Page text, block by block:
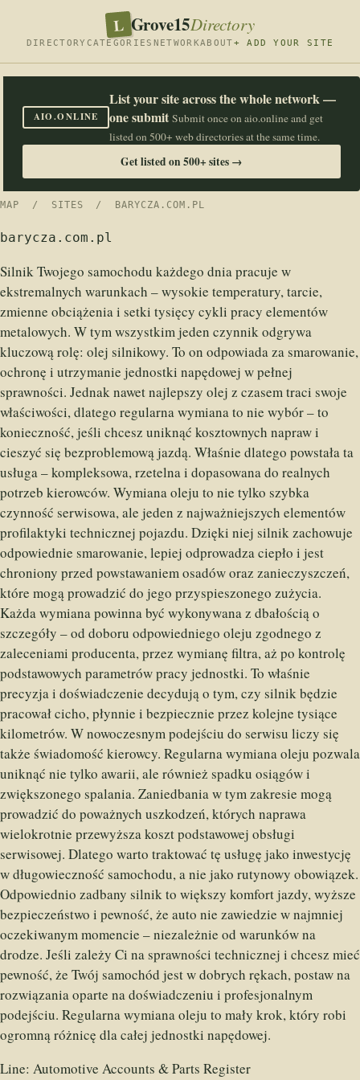
L Grove15Directory
DIRECTORY CATEGORIES NETWORKABOUT+ ADD YOUR SITE
AIO.ONLINE
List your site across the whole network —
one submit Submit once on aio.online and get
listed on 500+ web directories at the same time.
Get listed on 500+ sites →
MAP / SITES / BARYCZA.COM.PL
barycza.com.pl
Silnik Twojego samochodu każdego dnia pracuje w
ekstremalnych warunkach – wysokie temperatury, tarcie,
zmienne obciążenia i setki tysięcy cykli pracy elementów
metalowych. W tym wszystkim jeden czynnik odgrywa
kluczową rolę: olej silnikowy. To on odpowiada za smarowanie,
ochronę i utrzymanie jednostki napędowej w pełnej
sprawności. Jednak nawet najlepszy olej z czasem traci swoje
właściwości, dlatego regularna wymiana to nie wybór – to
konieczność, jeśli chcesz uniknąć kosztownych napraw i
cieszyć się bezproblemową jazdą. Właśnie dlatego powstała ta
usługa – kompleksowa, rzetelna i dopasowana do realnych
potrzeb kierowców. Wymiana oleju to nie tylko szybka
czynność serwisowa, ale jeden z najważniejszych elementów
profilaktyki technicznej pojazdu. Dzięki niej silnik zachowuje
odpowiednie smarowanie, lepiej odprowadza ciepło i jest
chroniony przed powstawaniem osadów oraz zanieczyszczeń,
które mogą prowadzić do jego przyspieszonego zużycia.
Każda wymiana powinna być wykonywana z dbałością o
szczegóły – od doboru odpowiedniego oleju zgodnego z
zaleceniami producenta, przez wymianę filtra, aż po kontrolę
podstawowych parametrów pracy jednostki. To właśnie
precyzja i doświadczenie decydują o tym, czy silnik będzie
pracował cicho, płynnie i bezpiecznie przez kolejne tysiące
kilometrów. W nowoczesnym podejściu do serwisu liczy się
także świadomość kierowcy. Regularna wymiana oleju pozwala
uniknąć nie tylko awarii, ale również spadku osiągów i
zwiększonego spalania. Zaniedbania w tym zakresie mogą
prowadzić do poważnych uszkodzeń, których naprawa
wielokrotnie przewyższa koszt podstawowej obsługi
serwisowej. Dlatego warto traktować tę usługę jako inwestycję
w długowieczność samochodu, a nie jako rutynowy obowiązek.
Odpowiednio zadbany silnik to większy komfort jazdy, wyższe
bezpieczeństwo i pewność, że auto nie zawiedzie w najmniej
oczekiwanym momencie – niezależnie od warunków na
drodze. Jeśli zależy Ci na sprawności technicznej i chcesz mieć
pewność, że Twój samochód jest w dobrych rękach, postaw na
rozwiązania oparte na doświadczeniu i profesjonalnym
podejściu. Regularna wymiana oleju to mały krok, który robi
ogromną różnicę dla całej jednostki napędowej.
Line: Automotive Accounts & Parts Register